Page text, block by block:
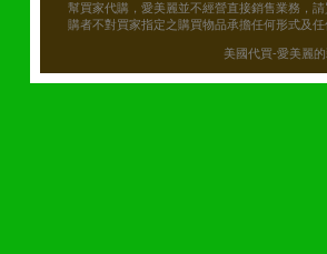
幫買家代購，愛美麗並不經營直接銷售業務，
購者不對買家指定之購買物品承擔任何形式及
美國代買-愛美麗